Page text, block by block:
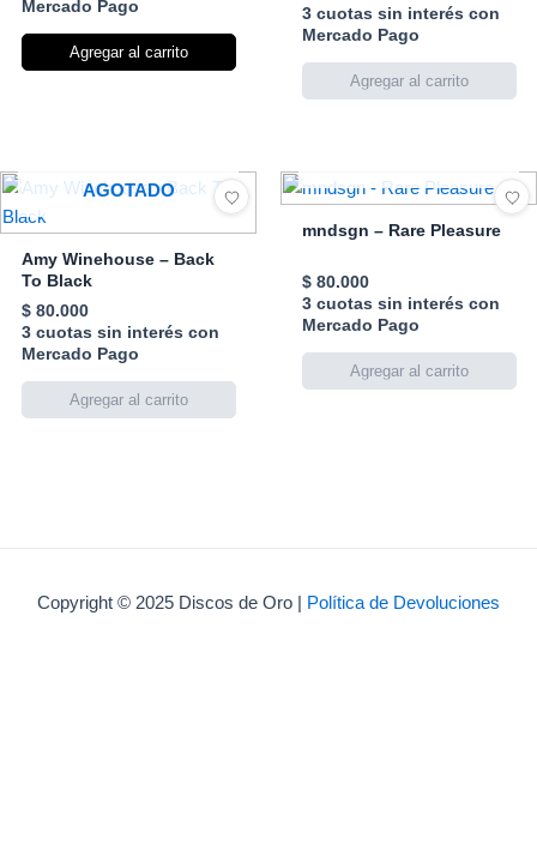
Mercado Pago
Agregar al carrito
1
3 cuotas sin interés con
Mercado Pago
AGOTADO
Amy Winehouse – Back
To Black
$80.000
3 cuotas sin interés con
Mercado Pago
mndsgn – Rare Pleasure
$80.000
3 cuotas sin interés con
Mercado Pago
Copyright © 2025 Discos de Oro | Política de Devoluciones